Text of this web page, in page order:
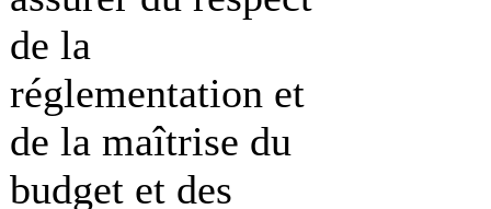
de la
réglementation et
de la maîtrise du
budget et des